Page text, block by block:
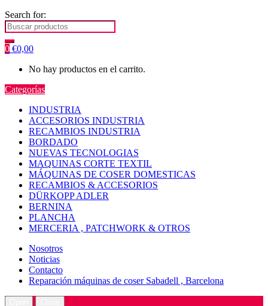
Search for:
0 €0,00
No hay productos en el carrito.
Categorías
INDUSTRIA
ACCESORIOS INDUSTRIA
RECAMBIOS INDUSTRIA
BORDADO
NUEVAS TECNOLOGIAS
MAQUINAS CORTE TEXTIL
MÁQUINAS DE COSER DOMESTICAS
RECAMBIOS & ACCESORIOS
DÜRKOPP ADLER
BERNINA
PLANCHA
MERCERIA , PATCHWORK & OTROS
Nosotros
Noticias
Contacto
Reparación máquinas de coser Sabadell , Barcelona